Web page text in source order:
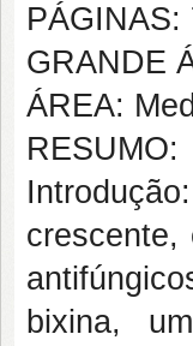
PÁGINAS:
GRANDE
ÁREA:
RESUMO:
crescente,
bixina,